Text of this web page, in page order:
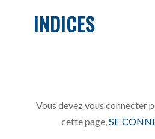
INDICES
Vous devez vous connecter
cette page, SE